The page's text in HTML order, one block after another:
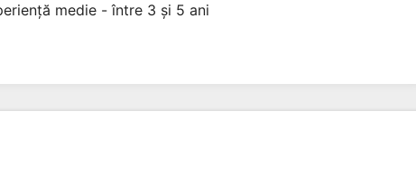
medie - între 3 și 5 ani